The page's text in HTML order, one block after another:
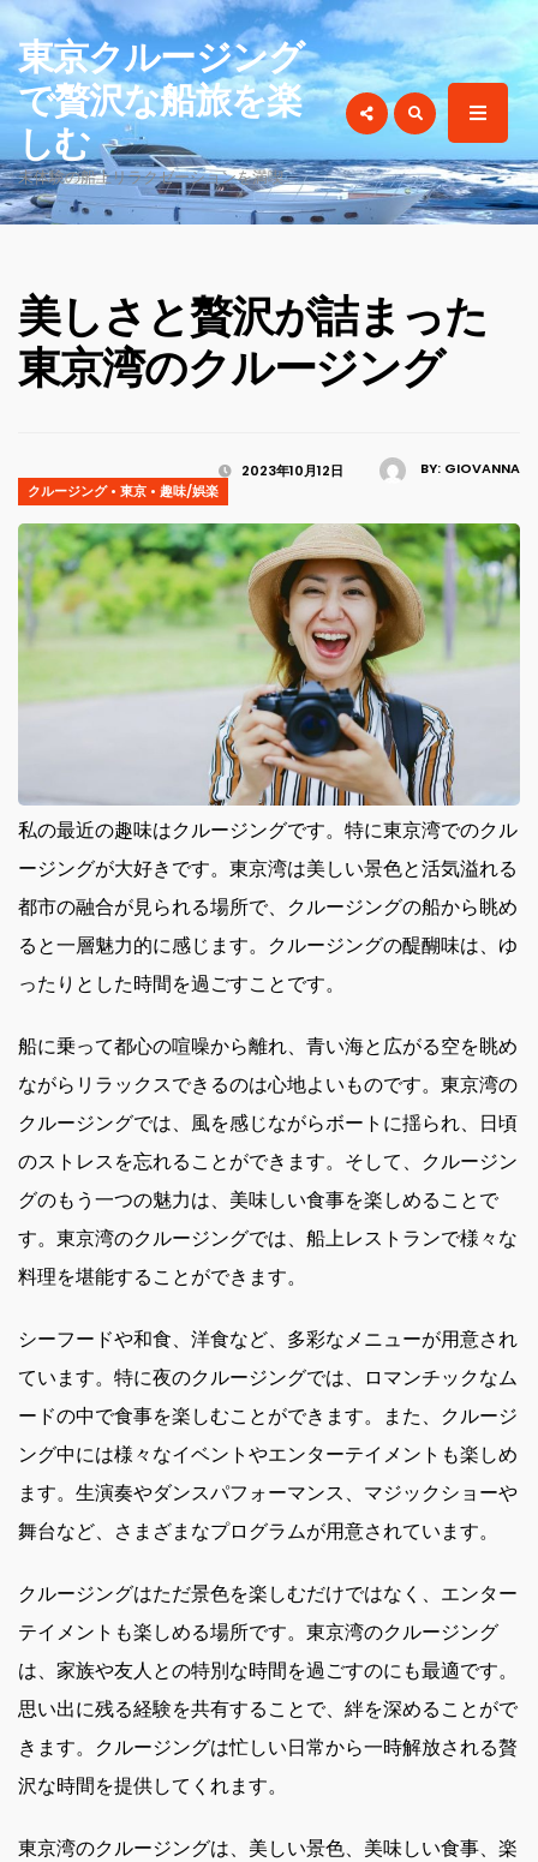
東京クルージング
で贅沢な船旅を楽
しむ
未体験の船上リラクゼーションを満喫
美しさと贅沢が詰まった
東京湾のクルージング
BY: GIOVANNA
2023年10月12日
クルージング• 東京 • 趣味/娯楽
私の最近の趣味はクルージングです。 特に東京湾でのクル
ージングが大好きです。東京湾は美しい景色と活気溢れる
都市の融合が見られる場所で、クルージングの船から眺め
ると一層魅力的に感じます。クルージングの醍醐味は、ゆ
ったりとした時間を過ごすことです。
船に乗って都心の喧噪から離れ、青い海と広がる空を眺め
ながらリラックスできるのは心地よいものです。東京湾の
クルージングでは、風を感じながらボートに揺られ、日頃
のストレスを忘れることができます。そして、クルージン
グのもう一つの魅力は、美味しい食事を楽しめることで
す。東京湾のクルージングでは、船上レストランで様々な
料理を堪能することができます。
シーフードや和食、洋食など、多彩なメニューが用意され
ています。特に夜のクルージングでは、ロマンチックなム
ードの中で食事を楽しむことができます。また、クルージ
ング中には様々なイベントやエンターテイメントも楽しめ
ます。生演奏やダンスパフォーマンス、マジックショーや
舞台など、さまざまなプログラムが用意されています。
クルージングはただ景色を楽しむだけではなく、エンター
テイメントも楽しめる場所です。東京湾のクルージング
は、家族や友人との特別な時間を過ごすのにも最適です。
思い出に残る経験を共有することで、絆を深めることがで
きます。クルージングは忙しい日常から一時解放される贅
沢な時間を提供してくれます。
東京湾のクルージングは、美しい景色、美味しい食事、楽